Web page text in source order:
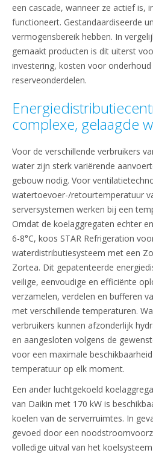
een cascade, wanneer ze actief is,
functioneert. Gestandaardiseerde
vermogensbereik hebben. In
gemaakt producten is dit uiterst
investering, kosten voor
reserveonderdelen.
complexe, gelaagde
Voor de verschillende verbruikers
water zijn sterk variërende
gebouw nodig. Voor
watertoevoer-/retourtemperatuur
serversystemen werken bij een
Omdat de koelaggregaten echter
6-8°C, koos STAR Refrigeration
waterdistributiesysteem met een
Zortea. Dit gepatenteerde
veilige, eenvoudige en efficiënte
verzamelen, verdelen en bufferen
met verschillende temperaturen.
verbruikers kunnen afzonderlijk
en aangesloten volgens de
voor een maximale
temperatuur op elk moment.
Een ander luchtgekoeld
van Daikin met 170 kW is
koelen van de serverruimtes. In
gevoed door een
volledige uitval van het